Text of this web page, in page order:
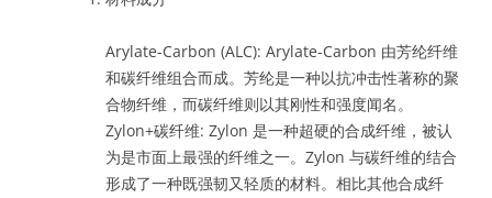
Arylate-Carbon (ALC): Arylate-Carbon 由芳纶纤维
和碳纤维组合而成。芳纶是一种以抗冲击性著称的聚
合物纤维，而碳纤维则以其刚性和强度闻名。
Zylon+碳纤维: Zylon 是一种超硬的合成纤维，被认
为是市面上最强的纤维之一。Zylon 与碳纤维的结合
形成了一种既强韧又轻质的材料。相比其他合成纤